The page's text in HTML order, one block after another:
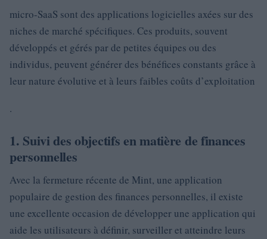
micro-SaaS sont des applications logicielles axées sur des
niches de marché spécifiques. Ces produits, souvent
développés et gérés par de petites équipes ou des
individus, peuvent générer des bénéfices constants grâce à
leur nature évolutive et à leurs faibles coûts d’exploitation
.
1. Suivi des objectifs en matière de finances
personnelles
Avec la fermeture récente de Mint, une application
populaire de gestion des finances personnelles, il existe
une excellente occasion de développer une application qui
aide les utilisateurs à définir, surveiller et atteindre leurs